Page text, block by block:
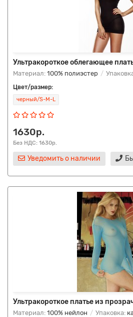
Ультракороткое облегающее
Материал: 100% полиэстер
Цвет/размер:
черный/S-M-L
1630р.
Без НДС: 1630р.
Уведомить о наличии
Ультракороткое платье из
Материал: 100% нейлон Упаковка: